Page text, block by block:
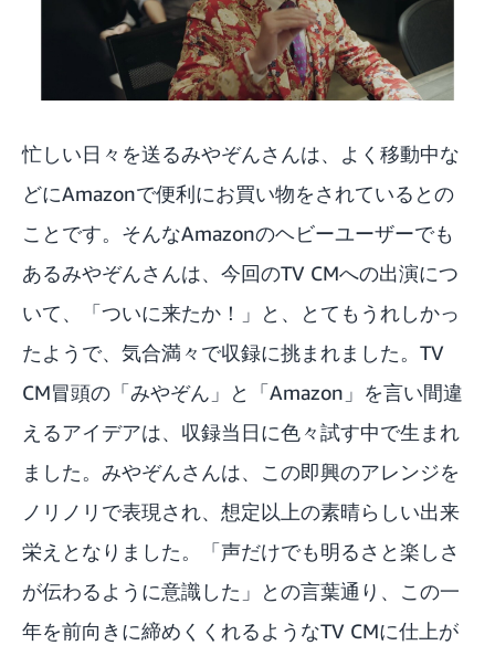
忙しい日々を送るみやぞんさんは、よく移動中な
どにAmazonで便利にお買い物をされているとの
ことです。そんなAmazonのヘビーユーザーでも
あるみやぞんさんは、今回のTV CMへの出演につ
いて、「ついに来たか！」と、とてもうれしかっ
たようで、気合満々で収録に挑まれました。TV
CM冒頭の「みやぞん」と「Amazon」を言い間違
えるアイデアは、収録当日に色々試す中で生まれ
ました。みやぞんさんは、この即興のアレンジを
ノリノリで表現され、想定以上の素晴らしい出来
栄えとなりました。「声だけでも明るさと楽しさ
が伝わるように意識した」との言葉通り、この一
年を前向きに締めくくれるようなTV CMに仕上が